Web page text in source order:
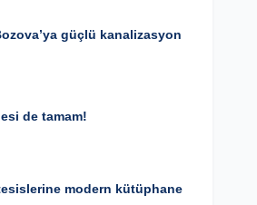
güçlü kanalizasyon
de tamam!
modern kütüphane